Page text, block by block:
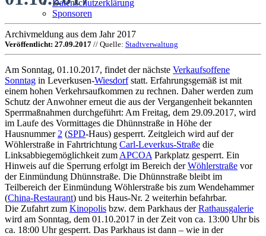
Datenschutzerklärung
Sponsoren
Archivmeldung aus dem Jahr 2017
Veröffentlicht: 27.09.2017 // Quelle: Stadtverwaltung
Am Sonntag, 01.10.2017, findet der nächste Verkaufsoffene
Sonntag in Leverkusen-Wiesdorfstatt. Erfahrungsgemäß ist mit
einem hohen Verkehrsaufkommen zu rechnen. Daher werden zum
Schutz der Anwohner erneut die aus der Vergangenheit bekannten
Sperrmaßnahmen durchgeführt: Am Freitag, dem 29.09.2017, wird
im Laufe des Vormittages die Dhünnstraße in Höhe der
Hausnummer 2 (SPD-Haus) gesperrt. Zeitgleich wird auf der
Wöhlerstraße in Fahrtrichtung Carl-Leverkus-Straße die
Linksabbiegemöglichkeit zum APCOA Parkplatz gesperrt. Ein
Hinweis auf die Sperrung erfolgt im Bereich derWöhlerstraße vor
der Einmündung Dhünnstraße. Die Dhünnstraße bleibt im
Teilbereich der Einmündung Wöhlerstraße bis zum Wendehammer
(China-Restaurant) und bis Haus-Nr. 2 weiterhin befahrbar.
Die Zufahrt zum Kinopolis bzw. dem Parkhaus derRathausgalerie
wird am Sonntag, dem 01.10.2017 in der Zeit von ca. 13:00 Uhr bis
ca. 18:00 Uhr gesperrt. Das Parkhaus ist dann – wie in der